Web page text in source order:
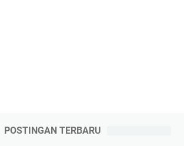
POSTINGAN TERBARU